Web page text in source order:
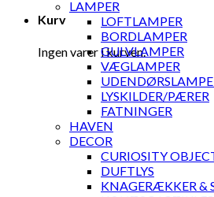
Kurv
Ingen varer i kurven.
LAMPER
LOFTLAMPER
BORDLAMPER
GULVLAMPER
VÆGLAMPER
LYSKILDER/PÆRER
FATNINGER
HAVEN
DECOR
CURIOSITY
DUFTLYS
KNAGERÆKKER &